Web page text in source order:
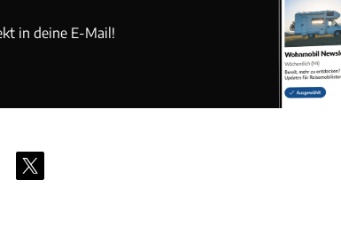
in deine E-Mail!